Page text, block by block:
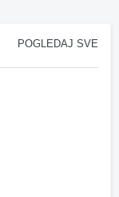
POGLEDAJ SVE